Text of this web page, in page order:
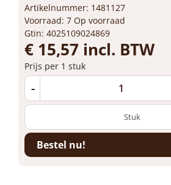
Artikelnummer: 1481127
Voorraad: 7 Op voorraad
Gtin: 4025109024869
€ 15,57 incl. BTW
Prijs per 1 stuk
-
Bestel nu!